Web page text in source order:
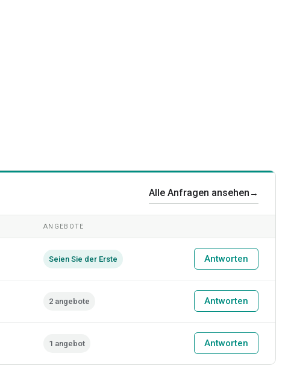
Alle Anfragen ansehen →
ANGEBOTE
Seien Sie der Erste Antworten
2 angebote Antworten
1 angebot Antworten